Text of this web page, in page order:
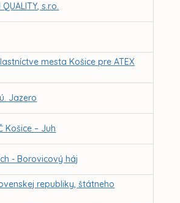
s.r.o.
mesta Košice pre ATEX
Jazero
Košice – Juh
- Borovicový háj
republiky, štátneho